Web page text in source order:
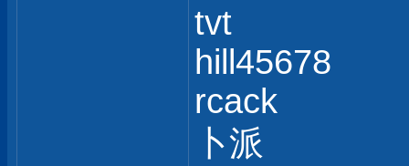
tvt
hill45678
rcack
卜派